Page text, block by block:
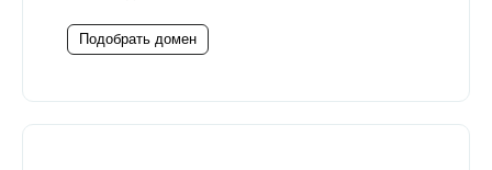
Подобрать домен